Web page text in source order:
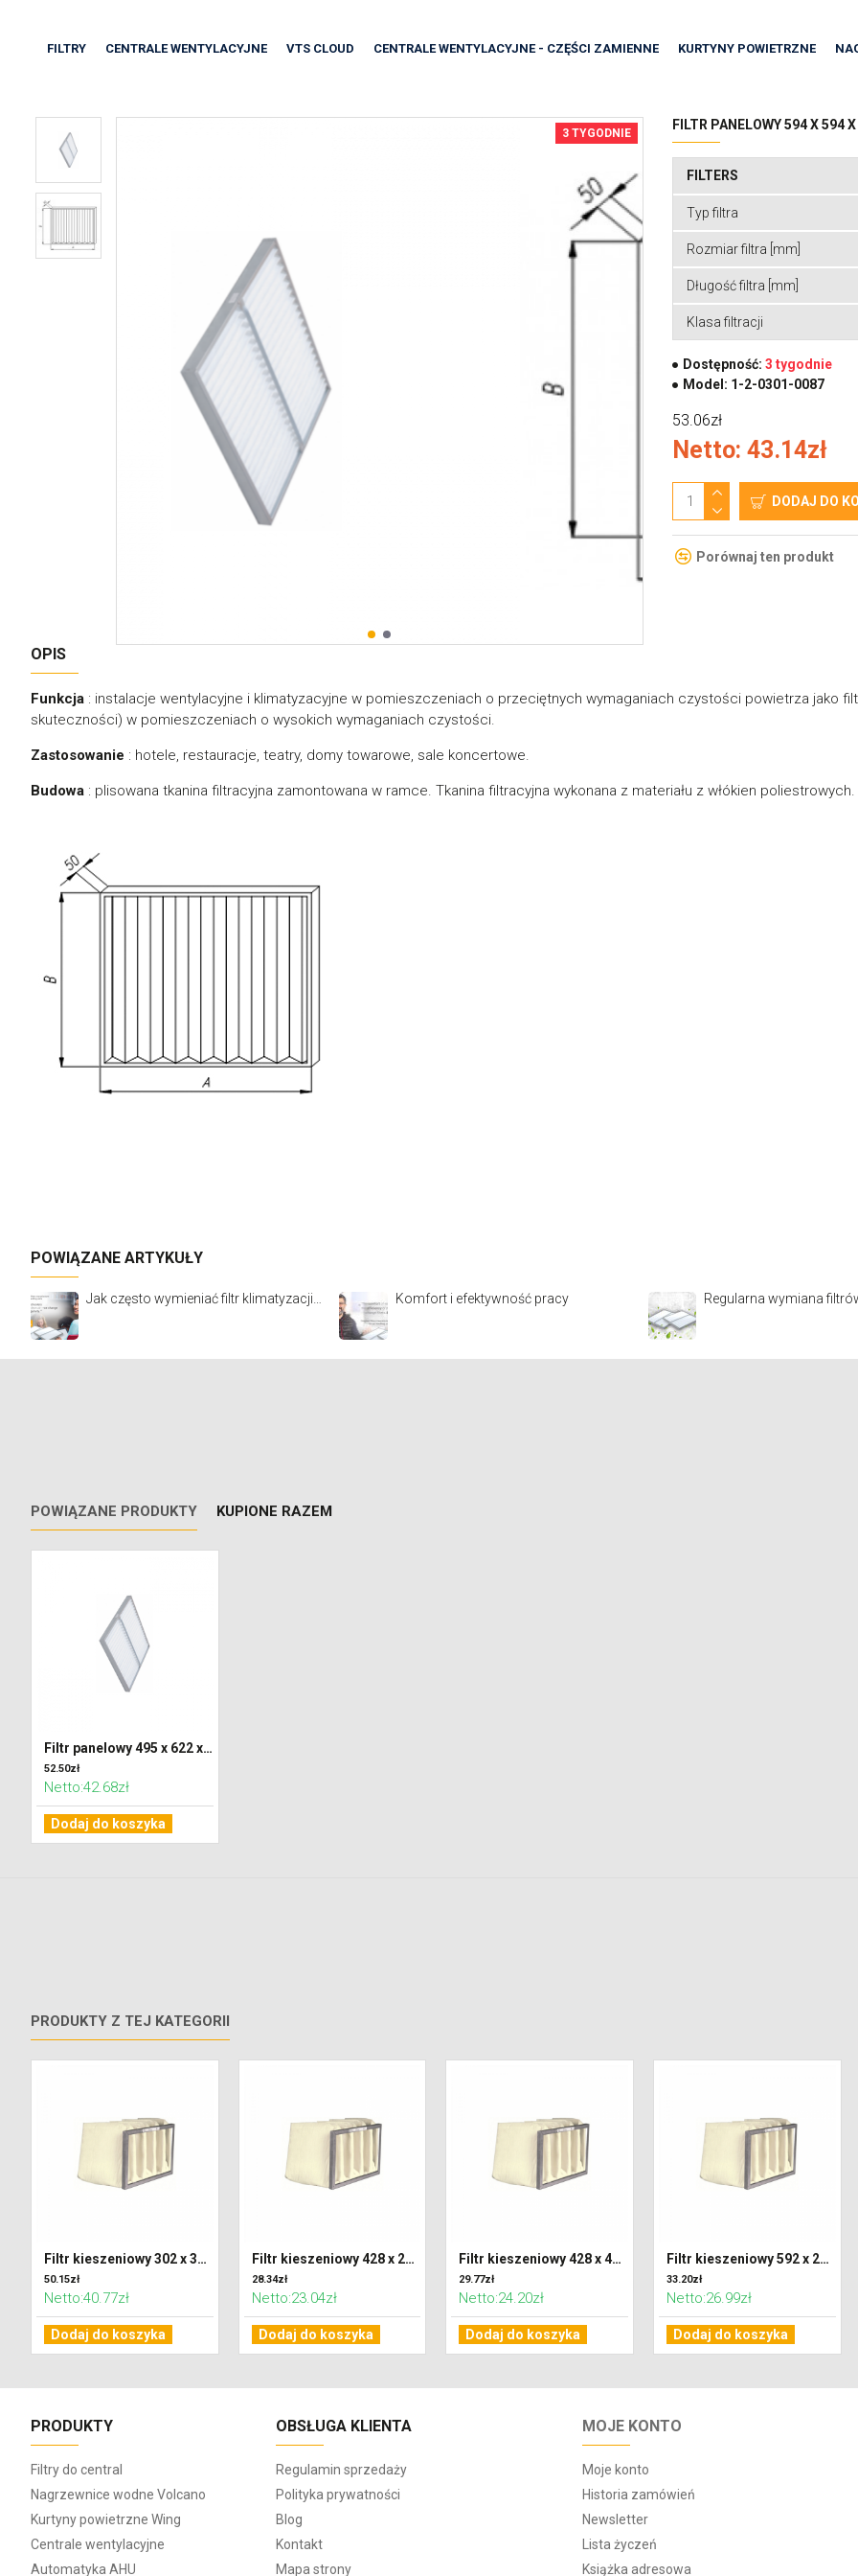
FILTRY CENTRALE WENTYLACYJNE VTS CLOUD CENTRALE WENTYLACYJNE - CZĘŚCI ZAMIENNE KURTYNY POWIETRZNE
3 TYGODNIE
FILTR PANELOWY 594 X 594
FILTERS
Typ filtra
Rozmiar filtra [mm]
Długość filtra [mm]
Klasa filtracji
Dostępność: 3 tygodnie
Model: 1-2-0301-0087
53.06zł
Netto: 43.14zł
DODAJ DO
Porównaj ten produkt
OPIS
Funkcja : instalacje wentylacyjne i klimatyzacyjne w pomieszczeniach o przeciętnych wymaganiach czystości powietrza jako
skuteczności) w pomieszczeniach o wysokich wymaganiach czystości.
Zastosowanie : hotele, restauracje, teatry, domy towarowe, sale koncertowe.
Budowa : plisowana tkanina filtracyjna zamontowana w ramce. Tkanina filtracyjna wykonana z materiału z włókien poliestrowych.
POWIĄZANE ARTYKUŁY
Komfort i efektywność pracy
POWIĄZANE PRODUKTY KUPIONE RAZEM
Filtr panelowy 495 x 622 x 50 klasa G4 (Coarse 60%)
52.50zł
Netto:42.68zł
Dodaj do koszyka
PRODUKTY Z TEJ KATEGORII
Filtr kieszeniowy 302 x 320 x 600 klasa F7 (ePM2,5)
50.15zł
Netto:40.77zł
Dodaj do koszyka
Filtr kieszeniowy 428 x 287 x 300 klasa G4 (Coarse 65%)
28.34zł
Netto:23.04zł
Dodaj do koszyka
Filtr kieszeniowy 428 x 428 x 300 klasa G4 (Coarse 65%)
29.77zł
Netto:24.20zł
Dodaj do koszyka
Filtr kieszeniowy 592 x 287 x 300 klasa G4 (Coarse 65%)
33.20zł
Netto:26.99zł
Dodaj do koszyka
PRODUKTY
Filtry do central
Nagrzewnice wodne Volcano
Kurtyny powietrzne Wing
Centrale wentylacyjne
Automatyka AHU
OBSŁUGA KLIENTA
Regulamin sprzedaży
Polityka prywatności
Blog
Kontakt
Mapa strony
MOJE KONTO
Moje konto
Historia zamówień
Newsletter
Lista życzeń
Książka adresowa